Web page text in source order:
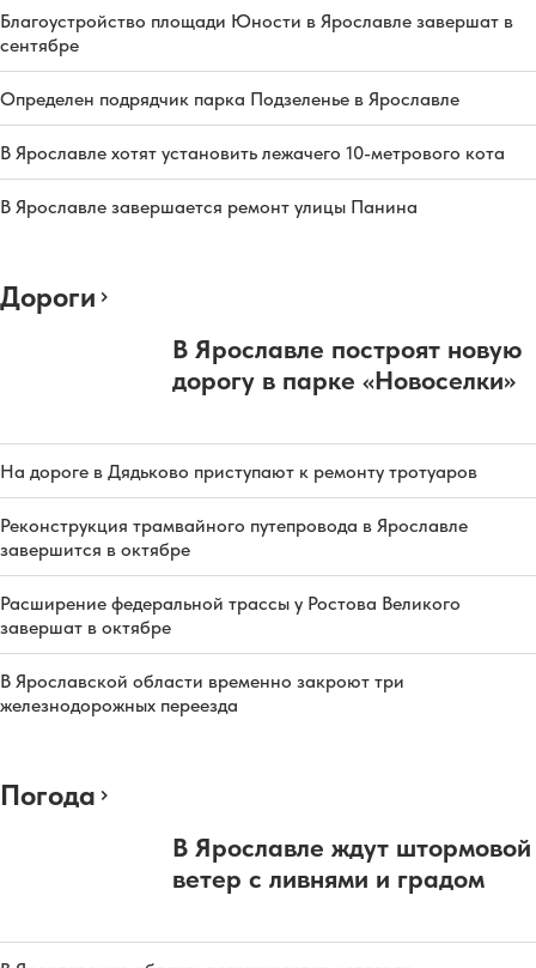
Благоустройство площади Юности в Ярославле завершат в
сентябре
Определен подрядчик парка Подзеленье в Ярославле
В Ярославле хотят установить лежачего 10-метрового кота
В Ярославле завершается ремонт улицы Панина
Дороги
В Ярославле построят новую
дорогу в парке «Новоселки»
На дороге в Дядьково приступают к ремонту тротуаров
Реконструкция трамвайного путепровода в Ярославле
завершится в октябре
Расширение федеральной трассы у Ростова Великого
завершат в октябре
В Ярославской области временно закроют три
железнодорожных переезда
Погода
В Ярославле ждут штормовой
ветер с ливнями и градом